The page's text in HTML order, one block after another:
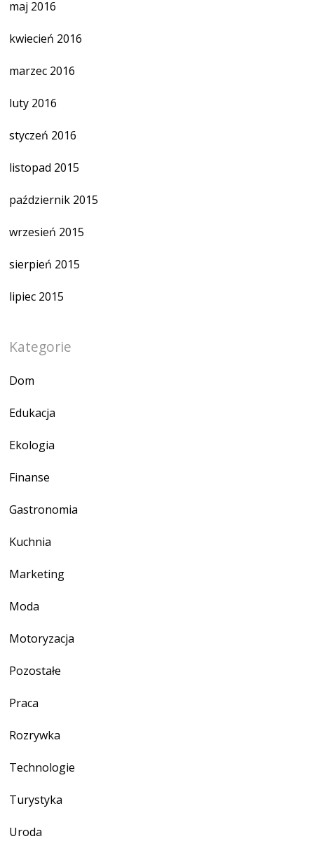
maj 2016
kwiecień 2016
marzec 2016
luty 2016
styczeń 2016
listopad 2015
październik 2015
wrzesień 2015
sierpień 2015
lipiec 2015
Kategorie
Dom
Edukacja
Ekologia
Finanse
Gastronomia
Kuchnia
Marketing
Moda
Motoryzacja
Pozostałe
Praca
Rozrywka
Technologie
Turystyka
Uroda